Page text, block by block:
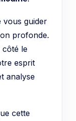
vous guider
profonde.
côté le
esprit
analyse
cette